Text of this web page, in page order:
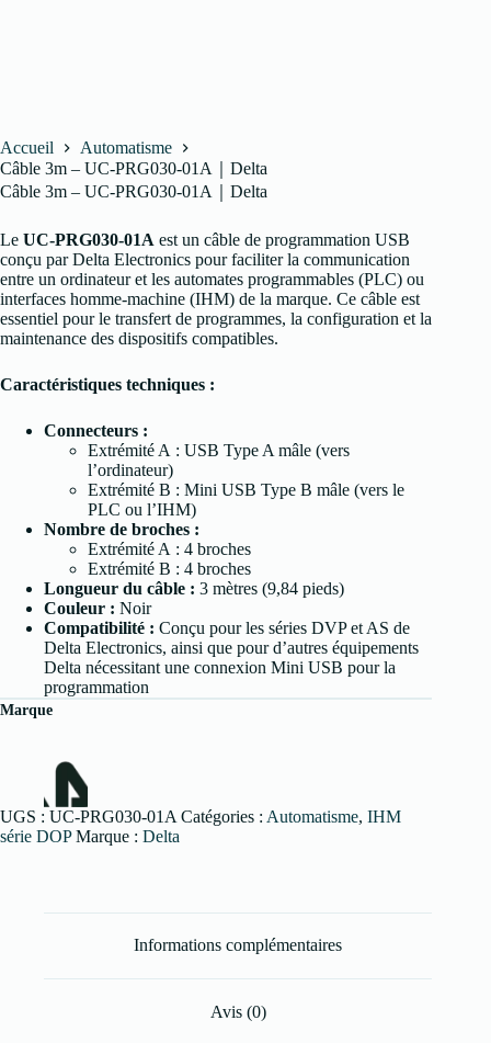
Accueil
Automatisme
Câble 3m – UC-PRG030-01A｜Delta
Câble 3m – UC-PRG030-01A｜Delta
Le UC-PRG030-01A est un câble de programmation USB
conçu par Delta Electronics pour faciliter la communication
entre un ordinateur et les automates programmables (PLC) ou
interfaces homme-machine (IHM) de la marque. Ce câble est
essentiel pour le transfert de programmes, la configuration et la
maintenance des dispositifs compatibles.
Caractéristiques techniques :
Connecteurs :
Extrémité A : USB Type A mâle (vers
l’ordinateur)
Extrémité B : Mini USB Type B mâle (vers le
PLC ou l’IHM)
Nombre de broches :
Extrémité A : 4 broches
Extrémité B : 4 broches
Longueur du câble : 3 mètres (9,84 pieds)
Couleur : Noir
Compatibilité : Conçu pour les séries DVP et AS de
Delta Electronics, ainsi que pour d’autres équipements
Delta nécessitant une connexion Mini USB pour la
programmation
Marque
UGS : UC-PRG030-01A Catégories : Automatisme, IHM
série DOP Marque : Delta
Informations complémentaires
Avis (0)